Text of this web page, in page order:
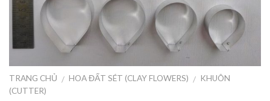
TRANG CHỦ / HOA ĐẤT SÉT (CLAY FLOWERS) / KHUÔN
(CUTTER)